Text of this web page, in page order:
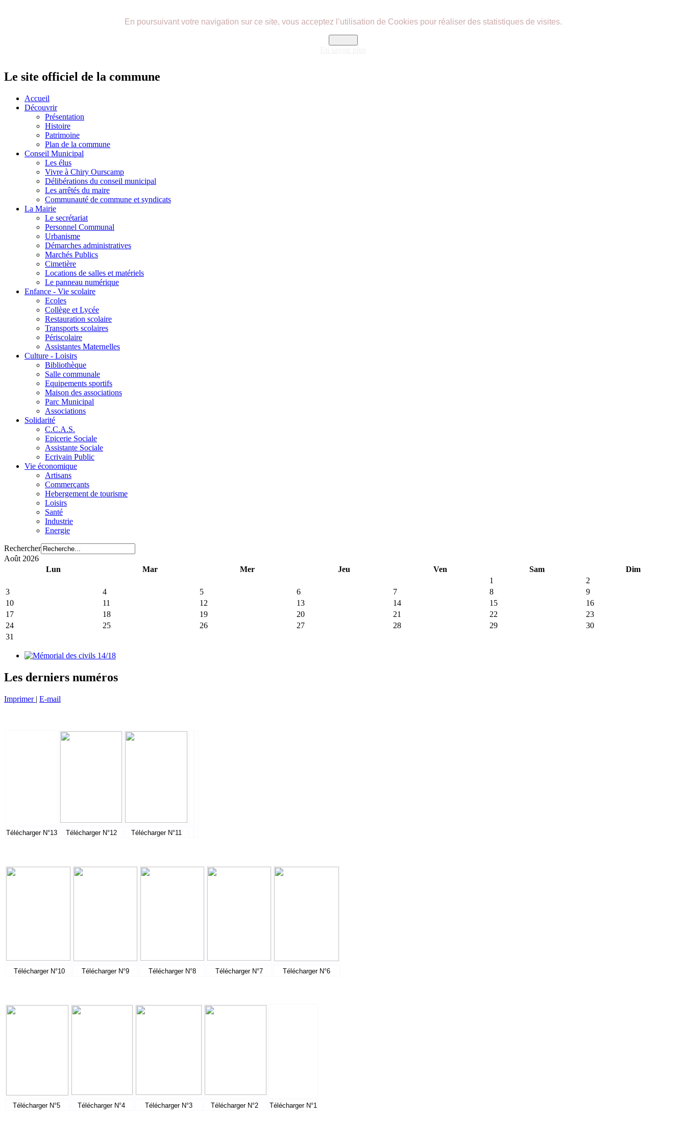
En poursuivant votre navigation sur ce site, vous acceptez l’utilisation de Cookies pour réaliser des statistiques de visites.
Le site officiel de la commune
Accueil
Découvrir
Présentation
Histoire
Patrimoine
Plan de la commune
Conseil Municipal
Les élus
Vivre à Chiry Ourscamp
Délibérations du conseil municipal
Les arrêtés du maire
Communauté de commune et syndicats
La Mairie
Le secrétariat
Personnel Communal
Urbanisme
Démarches administratives
Marchés Publics
Cimetière
Locations de salles et matériels
Le panneau numérique
Enfance - Vie scolaire
Ecoles
Collège et Lycée
Restauration scolaire
Transports scolaires
Périscolaire
Assistantes Maternelles
Culture - Loisirs
Bibliothèque
Salle communale
Equipements sportifs
Maison des associations
Parc Municipal
Associations
Solidarité
C.C.A.S.
Epicerie Sociale
Assistante Sociale
Ecrivain Public
Vie économique
Artisans
Commerçants
Hebergement de tourisme
Loisirs
Santé
Industrie
Energie
Rechercher
Août 2026
Lun
Mar Mer Jeu Ven Sam
Dim
1
2
3
4 5 6 7 8
9
10
11 12 13 14 15
16
17
18 19 20 21 22
23
24
25 26 27 28 29
30
31
Les derniers numéros
Imprimer | E-mail
Télécharger N°13 Télécharger N°12 Télécharger N°11
Télécharger N°10 Télécharger N°9 Télécharger N°8 Télécharger N°7 Télécharger N°6
Télécharger N°5 Télécharger N°4 Télécharger N°3 Télécharger N°2 Télécharger N°1